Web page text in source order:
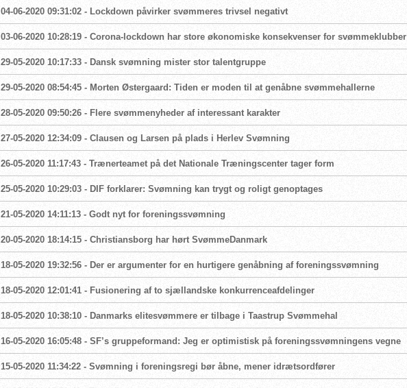
04-06-2020 09:31:02 - Lockdown påvirker svømmeres trivsel negativt
03-06-2020 10:28:19 - Corona-lockdown har store økonomiske konsekvenser for svømmeklubber
29-05-2020 10:17:33 - Dansk svømning mister stor talentgruppe
29-05-2020 08:54:45 - Morten Østergaard: Tiden er moden til at genåbne svømmehallerne
28-05-2020 09:50:26 - Flere svømmenyheder af interessant karakter
27-05-2020 12:34:09 - Clausen og Larsen på plads i Herlev Svømning
26-05-2020 11:17:43 - Trænerteamet på det Nationale Træningscenter tager form
25-05-2020 10:29:03 - DIF forklarer: Svømning kan trygt og roligt genoptages
21-05-2020 14:11:13 - Godt nyt for foreningssvømning
20-05-2020 18:14:15 - Christiansborg har hørt SvømmeDanmark
18-05-2020 19:32:56 - Der er argumenter for en hurtigere genåbning af foreningssvømning
18-05-2020 12:01:41 - Fusionering af to sjællandske konkurrenceafdelinger
18-05-2020 10:38:10 - Danmarks elitesvømmere er tilbage i Taastrup Svømmehal
16-05-2020 16:05:48 - SF’s gruppeformand: Jeg er optimistisk på foreningssvømningens vegne
15-05-2020 11:34:22 - Svømning i foreningsregi bør åbne, mener idrætsordfører